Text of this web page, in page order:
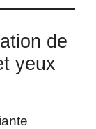
de
yeux